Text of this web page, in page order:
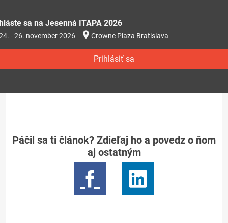
sa na Jesenná ITAPA 2026
- 26. november 2026 Crowne Plaza Bratislava
Prihlásiť sa
Páčil sa ti článok? Zdieľaj ho a povedz o ňom
aj ostatným